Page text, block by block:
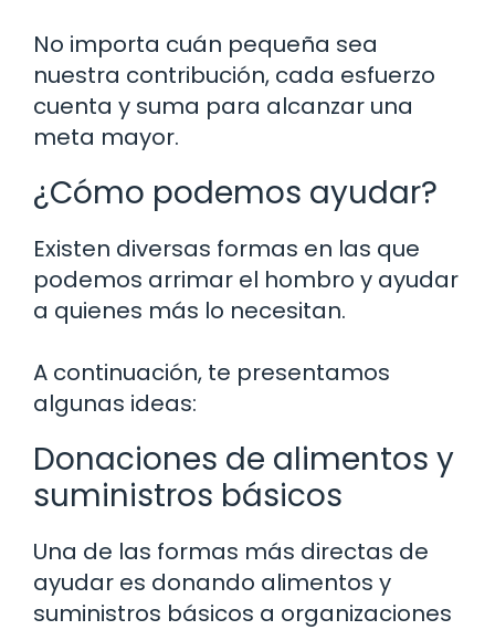
No importa cuán pequeña sea
nuestra contribución, cada esfuerzo
cuenta y suma para alcanzar una
meta mayor.
¿Cómo podemos ayudar?
Existen diversas formas en las que
podemos arrimar el hombro y ayudar
a quienes más lo necesitan.
A continuación, te presentamos
algunas ideas:
Donaciones de alimentos y
suministros básicos
Una de las formas más directas de
ayudar es donando alimentos y
suministros básicos a organizaciones